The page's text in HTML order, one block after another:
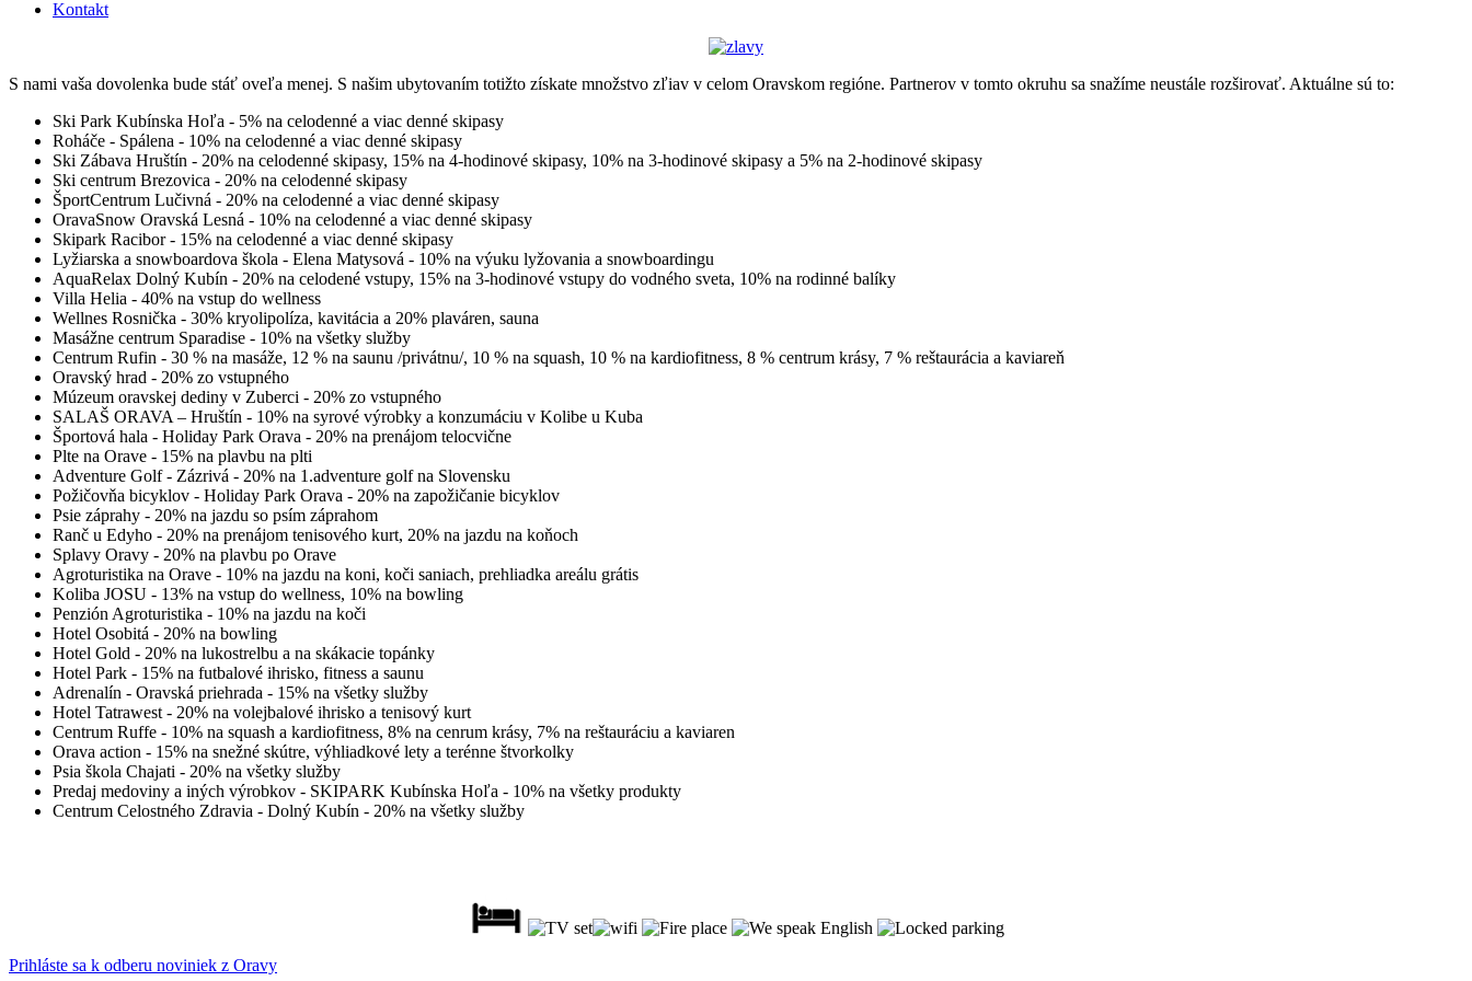
Kontakt
S nami vaša dovolenka bude stáť oveľa menej. S našim ubytovaním totižto získate množstvo zľiav v celom Oravskom regióne. Partnerov v tomto okruhu sa snažíme neustále rozširovať. Aktuálne sú to:
Ski Park Kubínska Hoľa - 5% na celodenné a viac denné skipasy
Roháče - Spálena - 10% na celodenné a viac denné skipasy
Ski Zábava Hruštín - 20% na celodenné skipasy, 15% na 4-hodinové skipasy, 10% na 3-hodinové skipasy a 5% na 2-hodinové skipasy
Ski centrum Brezovica - 20% na celodenné skipasy
ŠportCentrum Lučivná - 20% na celodenné a viac denné skipasy
OravaSnow Oravská Lesná - 10% na celodenné a viac denné skipasy
Skipark Racibor - 15% na celodenné a viac denné skipasy
Lyžiarska a snowboardova škola - Elena Matysová - 10% na výuku lyžovania a snowboardingu
AquaRelax Dolný Kubín - 20% na celodené vstupy, 15% na 3-hodinové vstupy do vodného sveta, 10% na rodinné balíky
Villa Helia - 40% na vstup do wellness
Wellnes Rosnička - 30% kryolipolíza, kavitácia a 20% plaváren, sauna
Masážne centrum Sparadise - 10% na všetky služby
Centrum Rufin - 30 % na masáže, 12 % na saunu /privátnu/, 10 % na squash, 10 % na kardiofitness, 8 % centrum krásy, 7 % reštaurácia a kaviareň
Oravský hrad - 20% zo vstupného
Múzeum oravskej dediny v Zuberci - 20% zo vstupného
SALAŠ ORAVA – Hruštín - 10% na syrové výrobky a konzumáciu v Kolibe u Kuba
Športová hala - Holiday Park Orava - 20% na prenájom telocvične
Plte na Orave - 15% na plavbu na plti
Adventure Golf - Zázrivá - 20% na 1.adventure golf na Slovensku
Požičovňa bicyklov - Holiday Park Orava - 20% na zapožičanie bicyklov
Psie záprahy - 20% na jazdu so psím záprahom
Ranč u Edyho - 20% na prenájom tenisového kurt, 20% na jazdu na koňoch
Splavy Oravy - 20% na plavbu po Orave
Agroturistika na Orave - 10% na jazdu na koni, koči saniach, prehliadka areálu grátis
Koliba JOSU - 13% na vstup do wellness, 10% na bowling
Penzión Agroturistika - 10% na jazdu na koči
Hotel Osobitá - 20% na bowling
Hotel Gold - 20% na lukostrelbu a na skákacie topánky
Hotel Park - 15% na futbalové ihrisko, fitness a saunu
Adrenalín - Oravská priehrada - 15% na všetky služby
Hotel Tatrawest - 20% na volejbalové ihrisko a tenisový kurt
Centrum Ruffe - 10% na squash a kardiofitness, 8% na cenrum krásy, 7% na reštauráciu a kaviaren
Orava action - 15% na snežné skútre, výhliadkové lety a terénne štvorkolky
Psia škola Chajati - 20% na všetky služby
Predaj medoviny a iných výrobkov - SKIPARK Kubínska Hoľa - 10% na všetky produkty
Centrum Celostného Zdravia - Dolný Kubín - 20% na všetky služby
Prihláste sa k odberu noviniek z Oravy